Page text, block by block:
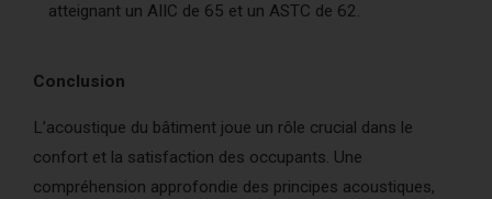
atteignant un AIIC de 65 et un ASTC de 62.
Conclusion
L’acoustique du bâtiment joue un rôle crucial dans le
confort et la satisfaction des occupants. Une
compréhension approfondie des principes acoustiques,